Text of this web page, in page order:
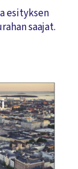
esityksen
saajat.